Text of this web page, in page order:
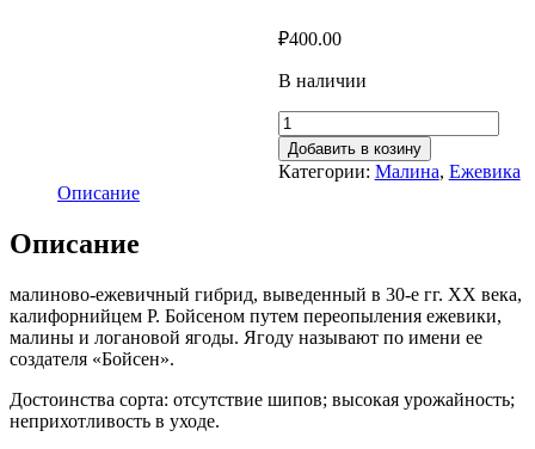
₽400.00
В наличии
Добавить в козину
Категории: Малина, Ежевика
Описание
Описание
малиново-ежевичный гибрид, выведенный в 30-е гг. ХХ века,
калифорнийцем Р. Бойсеном путем переопыления ежевики,
малины и логановой ягоды. Ягоду называют по имени ее
создателя «Бойсен».
Достоинства сорта: отсутствие шипов; высокая урожайность;
неприхотливость в уходе.